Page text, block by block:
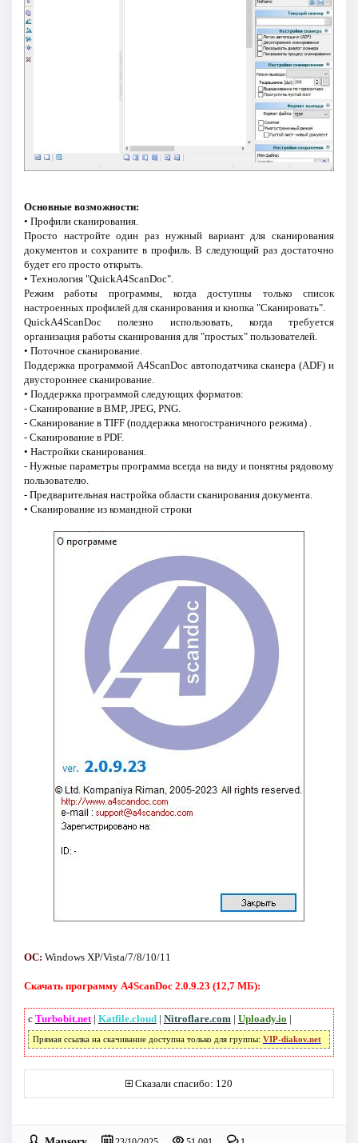
Основные возможности:
• Профили сканирования.
Просто настройте один раз нужный вариант для сканирования
документов и сохраните в профиль. В следующий раз достаточно
будет его просто открыть.
• Технология "QuickA4ScanDoc".
Режим работы программы, когда доступны только список
настроенных профилей для сканирования и кнопка "Сканировать".
QuickA4ScanDoc полезно использовать, когда требуется
организация работы сканирования для "простых" пользователей.
• Поточное сканирование.
Поддержка программой A4ScanDoc автоподатчика сканера (ADF) и
двустороннее сканирование.
• Поддержка программой следующих форматов:
- Сканирование в BMP, JPEG, PNG.
- Сканирование в TIFF (поддержка многостраничного режима) .
- Сканирование в PDF.
• Настройки сканирования.
- Нужные параметры программа всегда на виду и понятны рядовому
пользователю.
- Предварительная настройка области сканирования документа.
• Сканирование из командной строки
ОС: Windows XP/Vista/7/8/10/11
Скачать программу A4ScanDoc 2.0.9.23 (12,7 МБ):
с Turbobit.net| Katfile.cloud| Nitroflare.com | Uploady.io |
Прямая ссылка на скачивание доступна только для группы: VIP-diakov.net
Сказали спасибо: 120
Mansory